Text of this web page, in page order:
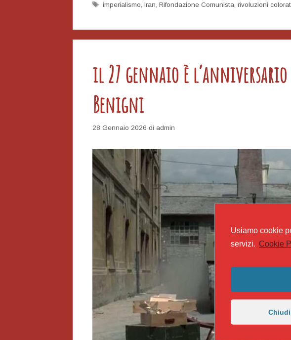
dice
fa
il
dell’imperialismo
Tag
imperialismo,Iran,Rifondazione Comunista,rivoluzioni
il 27 gennaio è l’anniversario
Benigni
28 Gennaio 2026 di admin
Usiamo cookie
servizi. Cookie
Chiudi